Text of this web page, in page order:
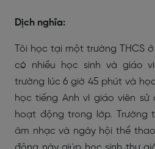
Dịch nghĩa:
Tôi học tại một trường THCS
có nhiều học sinh và giáo
trường lúc 6 giờ 45 phút và
học tiếng Anh vì giáo viên sử
hoạt động trong lớp. Trường
âm nhạc và ngày hội thể